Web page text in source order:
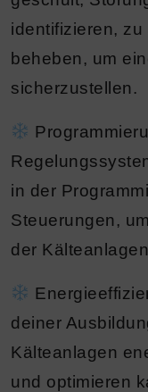
identifizieren,
beheben, um
sicherzustellen.
in der
Steuerungen,
der
deiner
Kälteanlagen
und optimieren